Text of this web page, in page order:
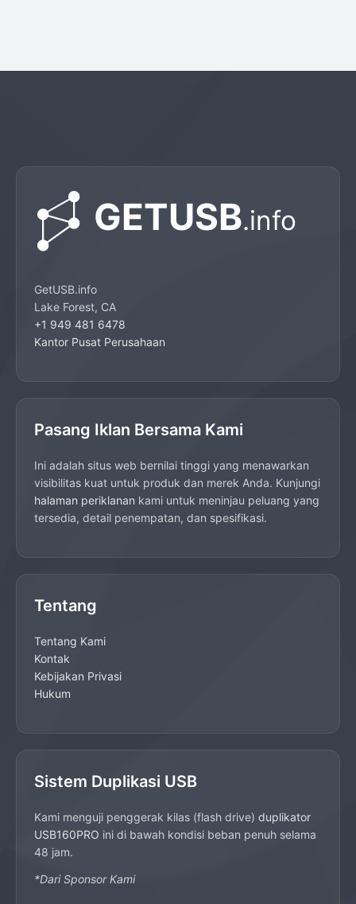
GetUSB.info
Lake Forest, CA
+1 949 481 6478
Kantor Pusat Perusahaan
Pasang Iklan Bersama Kami
Ini adalah situs web bernilai tinggi yang menawarkan
visibilitas kuat untuk produk dan merek Anda. Kunjungi
halaman periklanan kami untuk meninjau peluang yang
tersedia, detail penempatan, dan spesifikasi.
Tentang
Tentang Kami
Kontak
Kebijakan Privasi
Hukum
Sistem Duplikasi USB
Kami menguji penggerak kilas (flash drive) duplikator
USB160PRO ini di bawah kondisi beban penuh selama
48 jam.
*Dari Sponsor Kami